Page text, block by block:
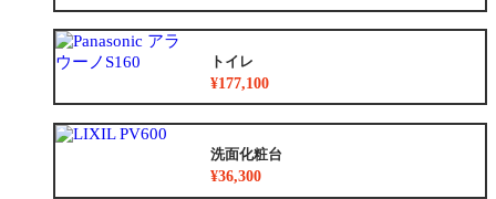
トイレ
¥177,100
洗面化粧台
¥36,300